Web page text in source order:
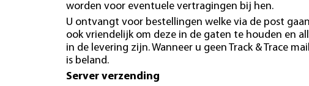
worden voor eventuele vertragingen bij hen.
U ontvangt voor bestellingen welke via de post
ook vriendelijk om deze in de gaten te houden en
in de levering zijn. Wanneer u geen Track & Trace
is beland.
Server verzending